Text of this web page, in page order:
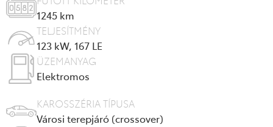
1245 km
TELJESÍTMÉNY
123 kW, 167 LE
ÜZEMANYAG
Elektromos
KAROSSZÉRIA TÍPUSA
Városi terepjáró (crossover)